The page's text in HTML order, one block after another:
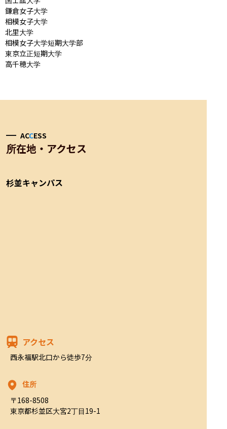
鎌倉女子大学
相模女子大学
北里大学
相模女子大学短期大学部
東京立正短期大学
高千穂大学
ACCESS
所在地・アクセス
杉並キャンパス
アクセス
西永福駅北口から徒歩7分
住所
〒168-8508
東京都杉並区大宮2丁目19-1